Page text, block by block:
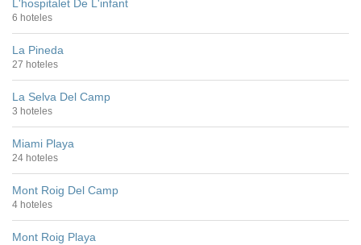
L'hospitalet De L'infant
6 hoteles
La Pineda
27 hoteles
La Selva Del Camp
3 hoteles
Miami Playa
24 hoteles
Mont Roig Del Camp
4 hoteles
Mont Roig Playa